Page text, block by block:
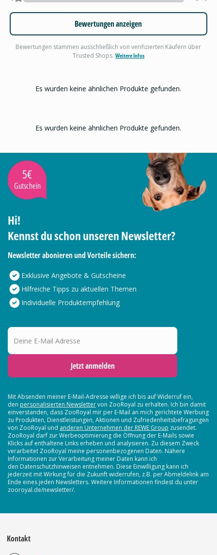
Bewertungen anzeigen
Bewertungen stammen ausschließlich von verifizierten Käufern über
Trusted Shops. Weitere Infos
Es wurden keine ähnlichen Produkte gefunden.
Es wurden keine ähnlichen Produkte gefunden.
5€
Gutschein
Hi!
Kennst du schon unseren Newsletter?
Newsletter abonieren und Vorteile sichern:
Exklusive Angebote & Gutscheine
Hilfreiche Tipps zu aktuellen Themen
Individuelle Produktempfehlung
Deine E-Mail Adresse
Jetzt anmelden
Mit Absenden meiner E-Mail-Adresse willige ich bis auf Widerruf ein,
den personalisierten Newslettervon ZooRoyal zu erhalten. Ich bin damit
einverstanden, dass ZooRoyal mir per E-Mail an mich gerichtete Werbung
zu Produkten, Dienstleistungen, Aktionen und Zufriedenheitsbefragungen
von ZooRoyal und anderen Unternehmen der REWE Group zusendet.
ZooRoyal darf zur Werbeoptimierung die Öffnung der E-Mails sowie
Klicks auf enthaltene Links erheben und analysieren. Zu diesem Zweck
verarbeitet ZooRoyal meine personenbezogenen Daten. Nähere
Informationen zur Verarbeitung meiner Daten kann ich
den Datenschutzhinweisen entnehmen. Diese Einwilligung kann ich
jederzeit mit Wirkung für die Zukunft widerrufen, z.B. per Abmeldelink am
Ende eines jeden Newsletters. Weitere Informationen findest du unter
zooroyal.de/newsletter/.
Kontakt